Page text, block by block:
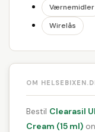
Værnemidler
Wirelås
OM
Bestil Clearasil
Cream (15 ml)